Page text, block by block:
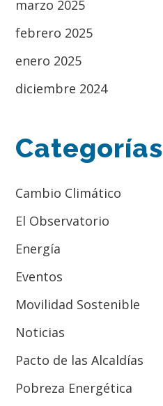
marzo 2025
febrero 2025
enero 2025
diciembre 2024
Categorías
Cambio Climático
El Observatorio
Energía
Eventos
Movilidad Sostenible
Noticias
Pacto de las Alcaldías
Pobreza Energética